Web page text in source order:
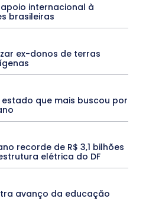
Pernambuco Piauí
SELETIVO
PROFISSIONAL
RESIDÊNCIA
São Paulo SARAMPO
SEGURANÇA
TEATRO TECNOLOGIA
TIC TAC
Mais
apoio internacional à
brasileiras
ex-donos de terras
estado que mais buscou por
recorde de R$ 3,1 bilhões
elétrica do DF
avanço da educação